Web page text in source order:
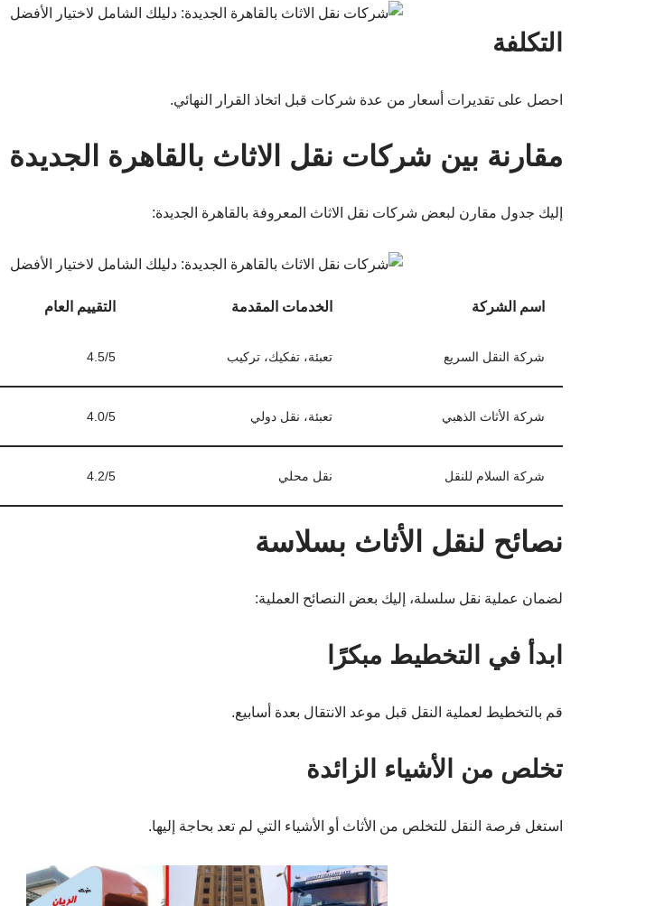
التكلفة
احصل على تقديرات أسعار من عدة شركات قبل اتخاذ القرار النهائي.
مقارنة بين شركات نقل الاثاث بالقاهرة الجديدة
إليك جدول مقارن لبعض شركات نقل الاثاث المعروفة بالقاهرة الجديدة:
اسم الشركة الخدمات المقدمة التقييم العام
شركة النقل السريع تعبئة، تفكيك، تركيب 4.5/5
شركة الأثاث الذهبي تعبئة، نقل دولي 4.0/5
شركة السلام للنقل نقل محلي 4.2/5
نصائح لنقل الأثاث بسلاسة
لضمان عملية نقل سلسلة، إليك بعض النصائح العملية:
ابدأ في التخطيط مبكرًا
قم بالتخطيط لعملية النقل قبل موعد الانتقال بعدة أسابيع.
تخلص من الأشياء الزائدة
استغل فرصة النقل للتخلص من الأثاث أو الأشياء التي لم تعد بحاجة إليها.